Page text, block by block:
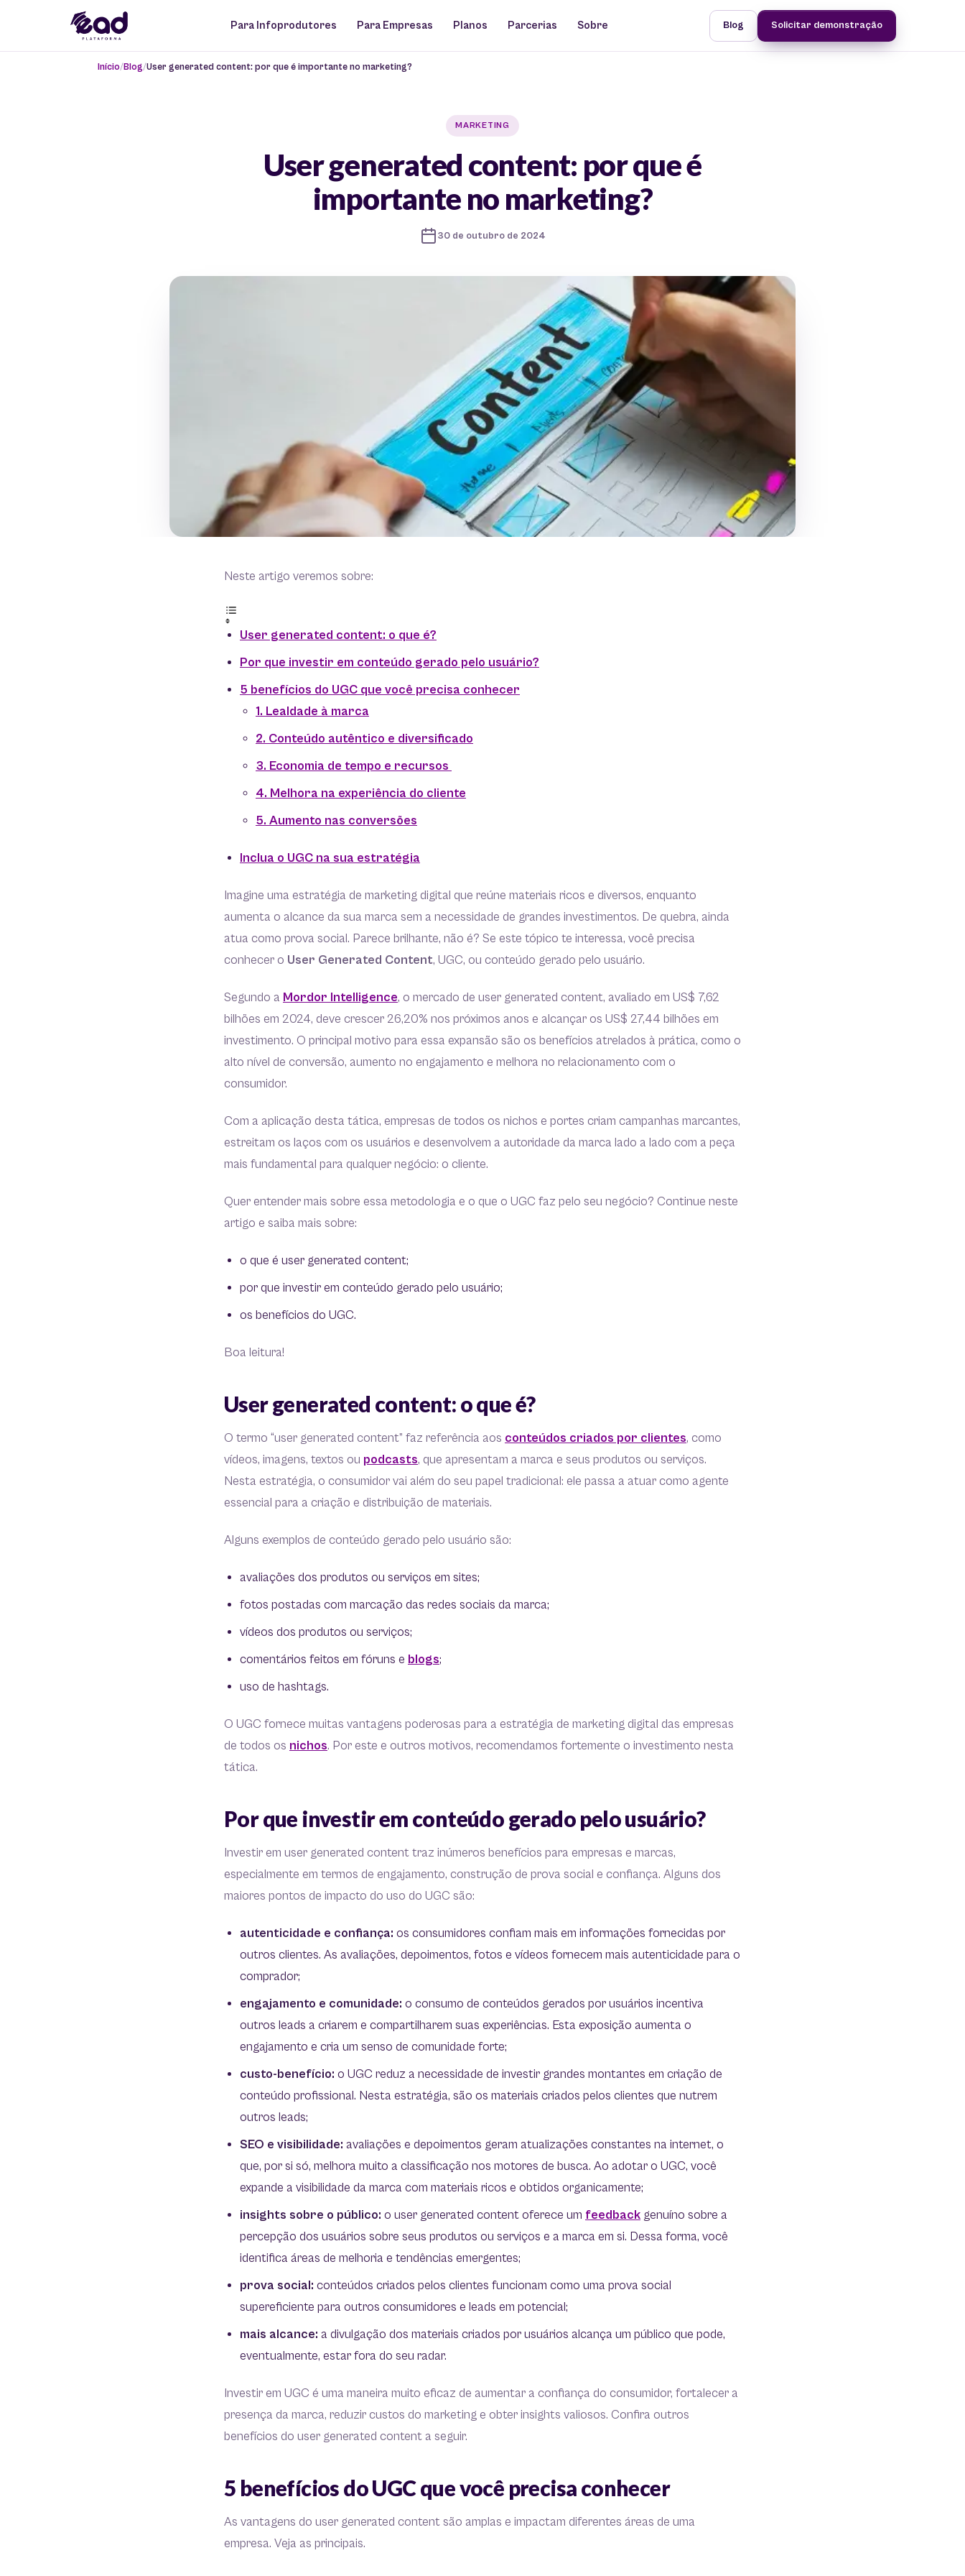
Para Infoprodutores Para Empresas Planos Parcerias Sobre Blog Solicitar demonstração
Início Blog User generated content: por que é importante no marketing?
MARKETING
User generated content: por que é
importante no marketing?
30 de outubro de 2024
Neste artigo veremos sobre:
User generated content: o que é?
Por que investir em conteúdo gerado pelo usuário?
5 benefícios do UGC que você precisa conhecer
1. Lealdade à marca
2. Conteúdo autêntico e diversificado
3. Economia de tempo e recursos
4. Melhora na experiência do cliente
5. Aumento nas conversões
Inclua o UGC na sua estratégia
Imagine uma estratégia de marketing digital que reúne materiais ricos e diversos, enquanto
aumenta o alcance da sua marca sem a necessidade de grandes investimentos. De quebra, ainda
atua como prova social. Parece brilhante, não é? Se este tópico te interessa, você precisa
conhecer o User Generated Content, UGC, ou conteúdo gerado pelo usuário.
Segundo a Mordor Intelligence, o mercado de user generated content, avaliado em US$ 7,62
bilhões em 2024, deve crescer 26,20% nos próximos anos e alcançar os US$ 27,44 bilhões em
investimento. O principal motivo para essa expansão são os benefícios atrelados à prática, como o
alto nível de conversão, aumento no engajamento e melhora no relacionamento com o
consumidor.
Com a aplicação desta tática, empresas de todos os nichos e portes criam campanhas marcantes,
estreitam os laços com os usuários e desenvolvem a autoridade da marca lado a lado com a peça
mais fundamental para qualquer negócio: o cliente.
Quer entender mais sobre essa metodologia e o que o UGC faz pelo seu negócio? Continue neste
artigo e saiba mais sobre:
o que é user generated content;
por que investir em conteúdo gerado pelo usuário;
os benefícios do UGC.
Boa leitura!
User generated content: o que é?
O termo “user generated content” faz referência aos conteúdos criados por clientes, como
vídeos, imagens, textos ou podcasts, que apresentam a marca e seus produtos ou serviços.
Nesta estratégia, o consumidor vai além do seu papel tradicional: ele passa a atuar como agente
essencial para a criação e distribuição de materiais.
Alguns exemplos de conteúdo gerado pelo usuário são:
avaliações dos produtos ou serviços em sites;
fotos postadas com marcação das redes sociais da marca;
vídeos dos produtos ou serviços;
comentários feitos em fóruns e blogs;
uso de hashtags.
O UGC fornece muitas vantagens poderosas para a estratégia de marketing digital das empresas
de todos os nichos. Por este e outros motivos, recomendamos fortemente o investimento nesta
tática.
Por que investir em conteúdo gerado pelo usuário?
Investir em user generated content traz inúmeros benefícios para empresas e marcas,
especialmente em termos de engajamento, construção de prova social e confiança. Alguns dos
maiores pontos de impacto do uso do UGC são:
autenticidade e confiança: os consumidores confiam mais em informações fornecidas por
outros clientes. As avaliações, depoimentos, fotos e vídeos fornecem mais autenticidade para o
comprador;
engajamento e comunidade: o consumo de conteúdos gerados por usuários incentiva
outros leads a criarem e compartilharem suas experiências. Esta exposição aumenta o
engajamento e cria um senso de comunidade forte;
custo-benefício: o UGC reduz a necessidade de investir grandes montantes em criação de
conteúdo profissional. Nesta estratégia, são os materiais criados pelos clientes que nutrem
outros leads;
SEO e visibilidade: avaliações e depoimentos geram atualizações constantes na internet, o
que, por si só, melhora muito a classificação nos motores de busca. Ao adotar o UGC, você
expande a visibilidade da marca com materiais ricos e obtidos organicamente;
insights sobre o público: o user generated content oferece um feedback genuíno sobre a
percepção dos usuários sobre seus produtos ou serviços e a marca em si. Dessa forma, você
identifica áreas de melhoria e tendências emergentes;
prova social: conteúdos criados pelos clientes funcionam como uma prova social
supereficiente para outros consumidores e leads em potencial;
mais alcance: a divulgação dos materiais criados por usuários alcança um público que pode,
eventualmente, estar fora do seu radar.
Investir em UGC é uma maneira muito eficaz de aumentar a confiança do consumidor, fortalecer a
presença da marca, reduzir custos do marketing e obter insights valiosos. Confira outros
benefícios do user generated content a seguir.
5 benefícios do UGC que você precisa conhecer
As vantagens do user generated content são amplas e impactam diferentes áreas de uma
empresa. Veja as principais.